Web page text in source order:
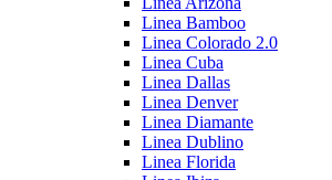
Linea Bamboo
Linea Colorado 2.0
Linea Cuba
Linea Dallas
Linea Denver
Linea Diamante
Linea Dublino
Linea Florida